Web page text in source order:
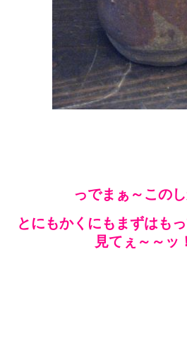
っでまぁ～この
とにもかくにもまずはも
見てぇ～～ッ